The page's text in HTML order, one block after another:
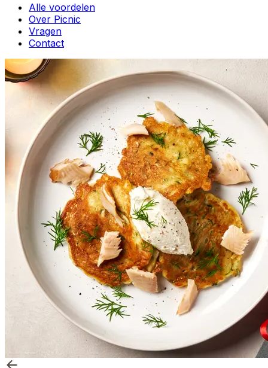
Alle voordelen
Over Picnic
Vragen
Contact